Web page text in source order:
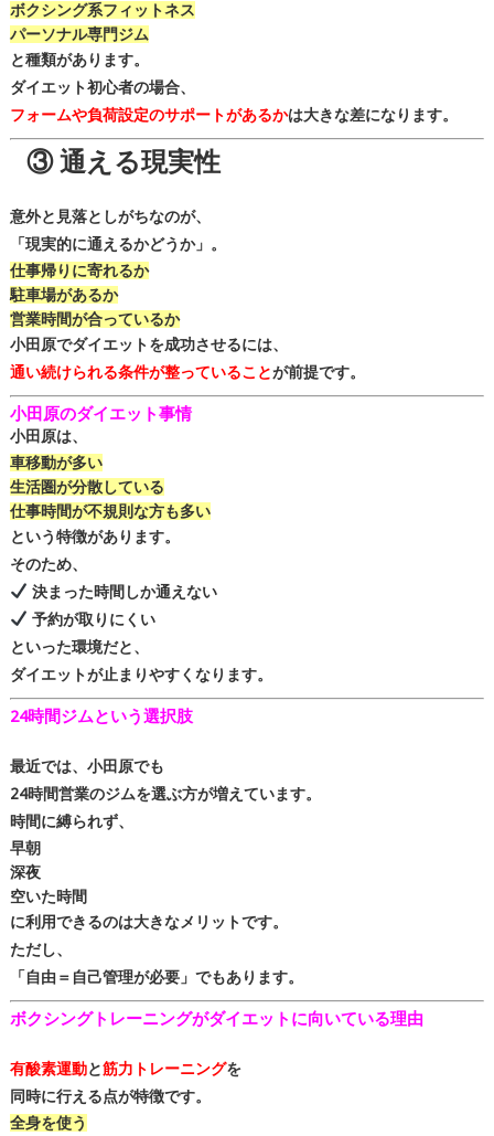
ボクシング系フィットネス
パーソナル専門ジム
と種類があります。
ダイエット初心者の場合、
フォームや負荷設定のサポートがあるかは大きな差になります。
③ 通える現実性
意外と見落としがちなのが、
「現実的に通えるかどうか」。
仕事帰りに寄れるか
駐車場があるか
営業時間が合っているか
小田原でダイエットを成功させるには、
通い続けられる条件が整っていることが前提です。
小田原のダイエット事情
小田原は、
車移動が多い
生活圏が分散している
仕事時間が不規則な方も多い
という特徴があります。
そのため、
決まった時間しか通えない
予約が取りにくい
といった環境だと、
ダイエットが止まりやすくなります。
24時間ジムという選択肢
最近では、小田原でも
24時間営業のジムを選ぶ方が増えています。
時間に縛られず、
早朝
深夜
空いた時間
に利用できるのは大きなメリットです。
ただし、
「自由＝自己管理が必要」でもあります。
ボクシングトレーニングがダイエットに向いている理由
有酸素運動と筋力トレーニングを
同時に行える点が特徴です。
全身を使う